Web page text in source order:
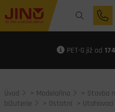
PET-G již od
Úvod > Modelařina > Stavba
bižuterie
> Ostatní >